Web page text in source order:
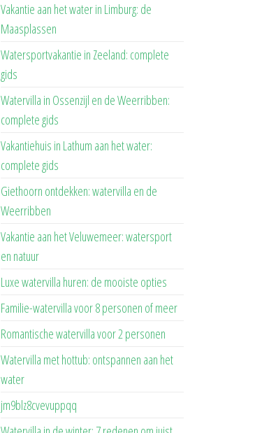
Vakantie aan het water in Limburg: de
Maasplassen
Watersportvakantie in Zeeland: complete
gids
Watervilla in Ossenzijl en de Weerribben:
complete gids
Vakantiehuis in Lathum aan het water:
complete gids
Giethoorn ontdekken: watervilla en de
Weerribben
Vakantie aan het Veluwemeer: watersport
en natuur
Luxe watervilla huren: de mooiste opties
Familie-watervilla voor 8 personen of meer
Romantische watervilla voor 2 personen
Watervilla met hottub: ontspannen aan het
water
jm9blz8cvevuppqq